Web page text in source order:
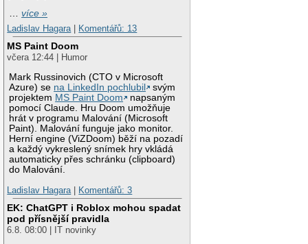
…více »
Ladislav Hagara
Komentářů: 13
MS Paint Doom
včera 12:44 | Humor
Mark Russinovich (CTO v Microsoft
Azure) se na LinkedIn pochlubil
svým
projektem MS Paint Doom
napsaným
pomocí Claude. Hru Doom umožňuje
hrát v programu Malování (Microsoft
Paint). Malování funguje jako monitor.
Herní engine (ViZDoom) běží na pozadí
a každý vykreslený snímek hry vkládá
automaticky přes schránku (clipboard)
do Malování.
Ladislav Hagara
Komentářů: 3
EK: ChatGPT i Roblox mohou spadat
pod přísnější pravidla
6.8. 08:00 | IT novinky